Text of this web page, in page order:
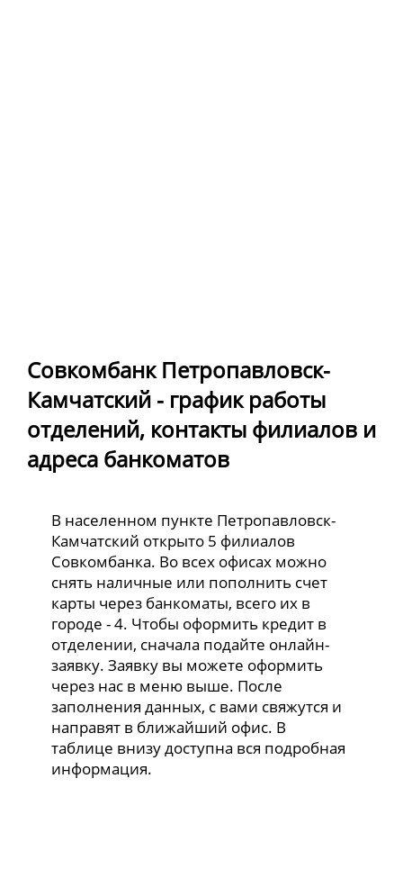
Совкомбанк Петропавловск-
Камчатский - график работы
отделений, контакты филиалов и
адреса банкоматов
В населенном пункте Петропавловск-
Камчатский открыто 5 филиалов
Совкомбанка. Во всех офисах можно
снять наличные или пополнить счет
карты через банкоматы, всего их в
городе - 4. Чтобы оформить кредит в
отделении, сначала подайте онлайн-
заявку. Заявку вы можете оформить
через нас в меню выше. После
заполнения данных, с вами свяжутся и
направят в ближайший офис. В
таблице внизу доступна вся подробная
информация.